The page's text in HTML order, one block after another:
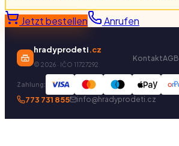
Jetzt bestellen Anrufen
hradyprodeti.cz
© 2026 · IČO 11727292
KontaktAGB
Zahlung:
773 731 855 info@hradyprodeti.cz